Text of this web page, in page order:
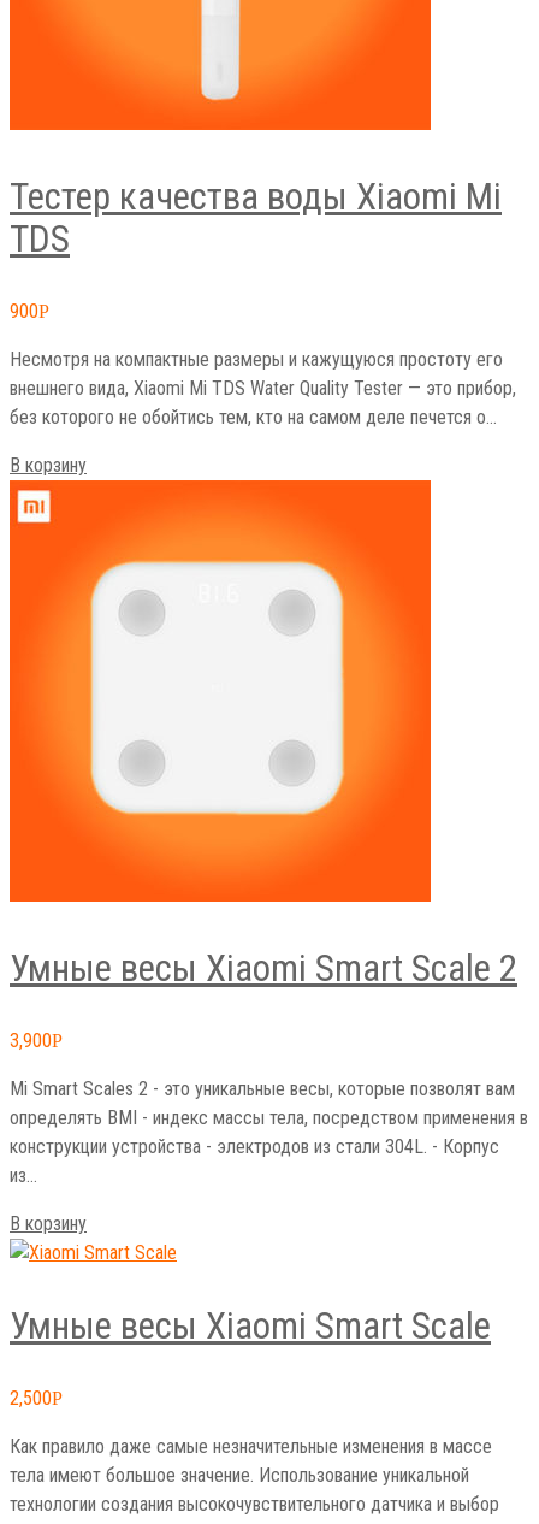
Тестер качества воды Xiaomi Mi
TDS
900Р
Несмотря на компактные размеры и кажущуюся простоту его
внешнего вида, Xiaomi Mi TDS Water Quality Tester — это прибор,
без которого не обойтись тем, кто на самом деле печется о…
В корзину
Умные весы Xiaomi Smart Scale 2
3,900Р
Mi Smart Scales 2 - это уникальные весы, которые позволят вам
определять BMI - индекс массы тела, посредством применения в
конструкции устройства - электродов из стали 304L. - Корпус
из…
В корзину
Умные весы Xiaomi Smart Scale
2,500Р
Как правило даже самые незначительные изменения в массе
тела имеют большое значение. Использование уникальной
технологии создания высокочувствительного датчика и выбор